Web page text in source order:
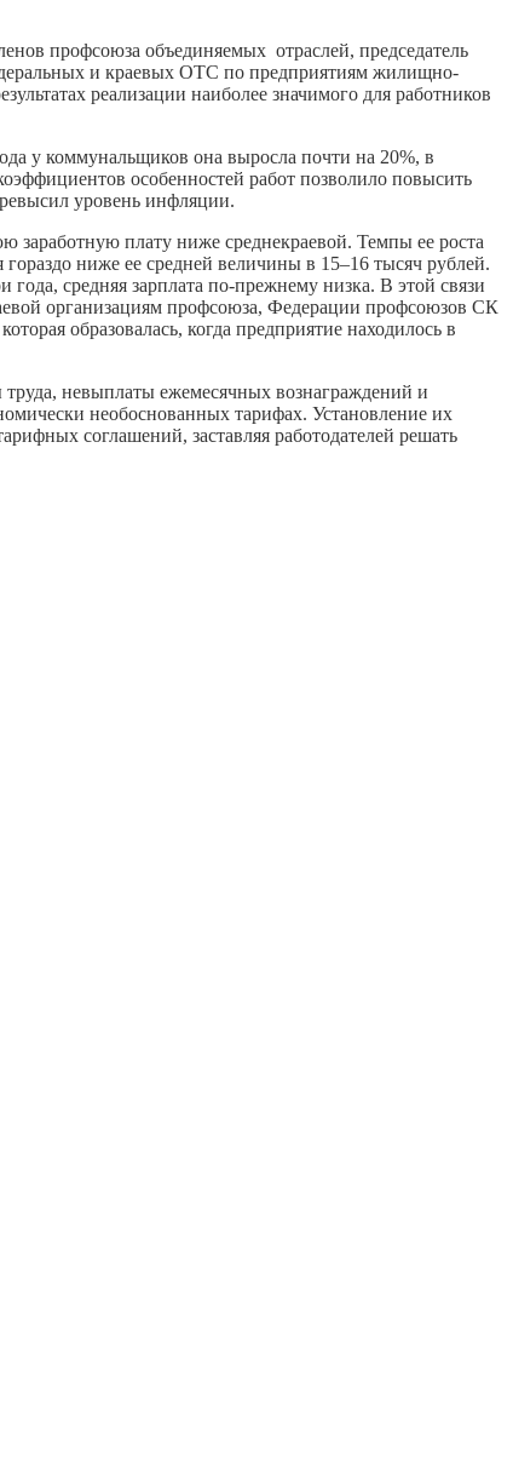
профсоюза объединяемых отраслей, председатель
и краевых ОТС по предприятиям жилищно-
реализации наиболее значимого для работников
у коммунальщиков она выросла почти на 20%, в
особенностей работ позволило повысить
уровень инфляции.
заработную плату ниже среднекраевой. Темпы ее роста
ниже ее средней величины в 15–16 тысяч рублей.
средняя зарплата по-прежнему низка. В этой связи
организациям профсоюза, Федерации профсоюзов СК
образовалась, когда предприятие находилось в
невыплаты ежемесячных вознаграждений и
необоснованных тарифах. Установление их
соглашений, заставляя работодателей решать